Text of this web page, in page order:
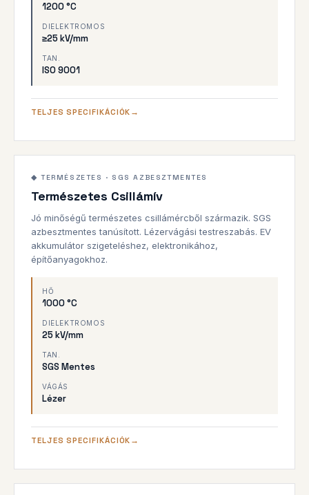
1200 °C
DIELEKTROMOS
≥25 kV/mm
TAN.
ISO 9001
TELJES SPECIFIKÁCIÓK
1000°C
TERMÉSZETES
◆ TERMÉSZETES · SGS AZBESZTMENTES
Természetes Csillámív
Jó minőségű természetes csillámércből származik. SGS
azbesztmentes tanúsított. Lézervágási testreszabás. EV
akkumulátor szigeteléshez, elektronikához,
építőanyagokhoz.
HŐ
1000 °C
DIELEKTROMOS
25 kV/mm
TAN.
SGS Mentes
VÁGÁS
Lézer
TELJES SPECIFIKÁCIÓK